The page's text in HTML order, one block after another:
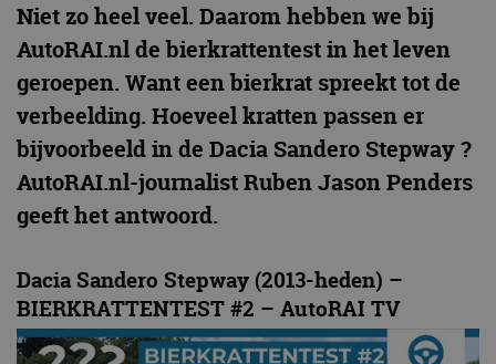
Niet zo heel veel. Daarom hebben we bij
AutoRAI.nl de bierkrattentest in het leven
geroepen. Want een bierkrat spreekt tot de
verbeelding. Hoeveel kratten passen er
bijvoorbeeld in de Dacia Sandero Stepway ?
AutoRAI.nl-journalist Ruben Jason Penders
geeft het antwoord.
Dacia Sandero Stepway (2013-heden) –
BIERKRATTENTEST #2 – AutoRAI TV